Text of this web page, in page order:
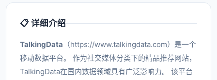
📋 详细介绍
TalkingData （https://www.talkingdata.com）是一个
移动数据平台。 作为社交媒体分类下的精品推荐网站，
TalkingData在国内数据领域具有广泛影响力。 该平台